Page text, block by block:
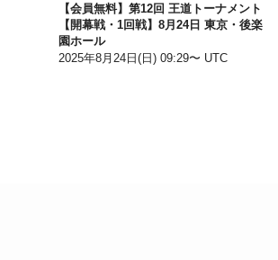
【会員無料】第12回 王道トーナメント
【開幕戦・1回戦】8月24日 東京・後楽
園ホール
2025年8月24日(日) 09:29〜 UTC